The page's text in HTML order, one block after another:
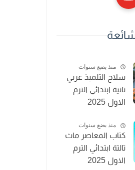
منذ بضع سنوات
سلاح التلميذ عربي
تانية ابتدائي الترم
الاول 2025
منذ بضع سنوات
كتاب المعاصر ماث
تالتة ابتدائي الترم
الاول 2025